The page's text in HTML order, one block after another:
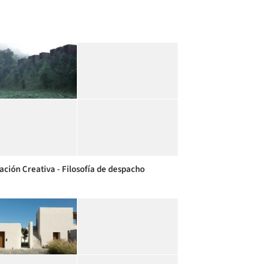
Creativa - Filosofía de despacho